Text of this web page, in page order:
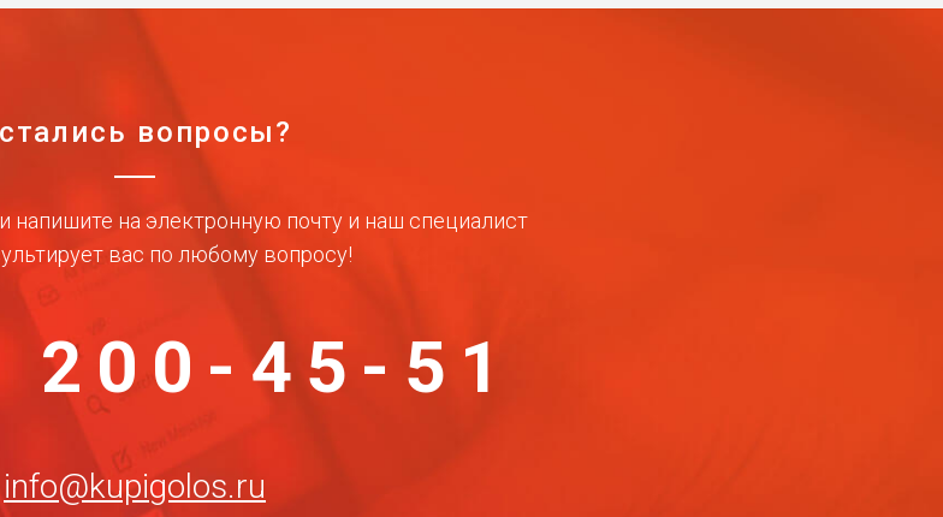
вопросы?
напишите на электронную почту и наш специалист
вас по любому вопросу!
200-45-51
info@kupigolos.ru